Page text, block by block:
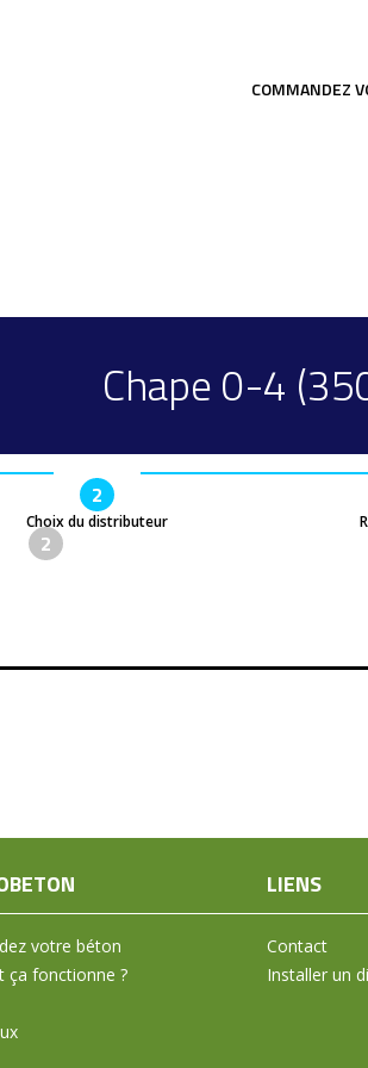
COMMANDEZ
Chape 0-4
2
Choix du distributeur
2
votre béton
ça fonctionne ?
LIENS
Contact
Installer un